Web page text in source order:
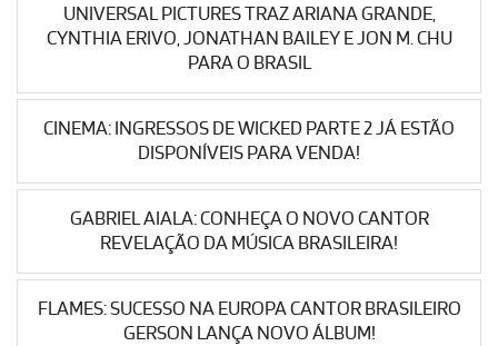
UNIVERSAL PICTURES TRAZ ARIANA GRANDE,
CYNTHIA ERIVO, JONATHAN BAILEY E JON M. CHU
PARA O BRASIL
CINEMA: INGRESSOS DE WICKED PARTE 2 JÁ ESTÃO
DISPONÍVEIS PARA VENDA!
GABRIEL AIALA: CONHEÇA O NOVO CANTOR
REVELAÇÃO DA MÚSICA BRASILEIRA!
FLAMES: SUCESSO NA EUROPA CANTOR BRASILEIRO
GERSON LANÇA NOVO ÁLBUM!